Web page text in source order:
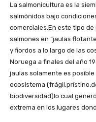
La salmonicultura es la
salmónidos bajo
comerciales.En este tipo
salmones en “jaulas
y fiordos a lo largo de las
Noruega a finales del año
jaulas solamente es
ecosistema
biodiversidad)lo cual
extrema en los lugares